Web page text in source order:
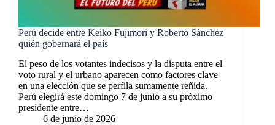
Perú decide entre Keiko Fujimori y Roberto Sánchez
quién gobernará el país
El peso de los votantes indecisos y la disputa entre el
voto rural y el urbano aparecen como factores clave
en una elección que se perfila sumamente reñida.
Perú elegirá este domingo 7 de junio a su próximo
presidente entre…
6 de junio de 2026